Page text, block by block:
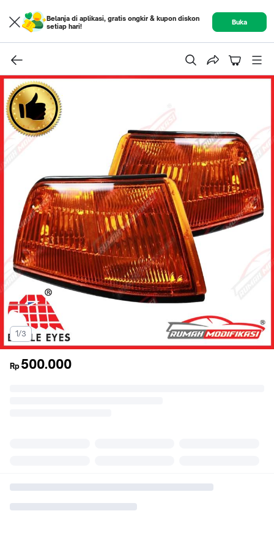
Belanja di aplikasi, gratis ongkir & kupon diskon
setiap hari!
Buka
1/3
Rp 500.000